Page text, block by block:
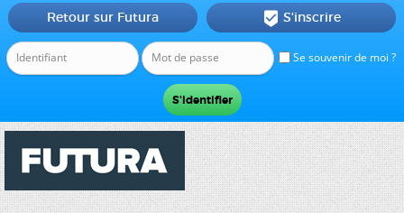
Se souvenir de moi ?
Retour sur Futura  S'inscrire